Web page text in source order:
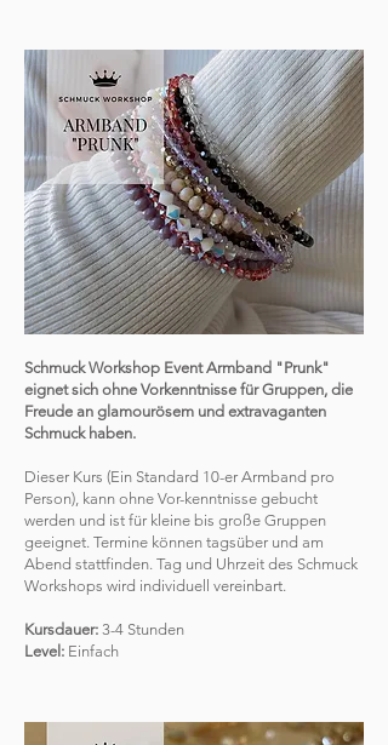
Schmuck Workshop Event Armband "Prunk"
eignet sich ohne Vorkenntnisse für Gruppen, die
Freude an glamourösem und extravaganten
Schmuck haben.
Dieser Kurs (Ein Standard 10-er Armband pro
Person), kann ohne Vor-kenntnisse gebucht
werden und ist für kleine bis große Gruppen
geeignet. Termine können tagsüber und am
Abend stattfinden. Tag und Uhrzeit des Schmuck
Workshops wird individuell vereinbart.
Kursdauer: 3-4 Stunden
Level: Einfach